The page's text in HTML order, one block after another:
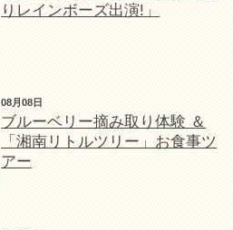
りレインボーズ出演!」
08月08日
ブルーベリー摘み取り体験 ＆
「湘南リトルツリー」お食事ツ
アー